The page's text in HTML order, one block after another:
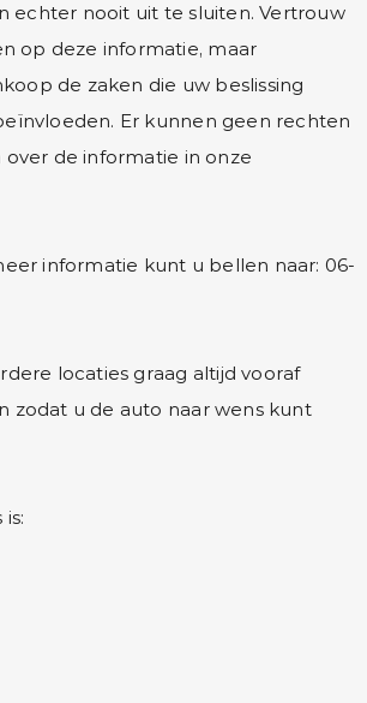
echter nooit uit te sluiten. Vertrouw
op deze informatie, maar
de zaken die uw beslissing
Er kunnen geen rechten
de informatie in onze
informatie kunt u bellen naar: 06-
locaties graag altijd vooraf
zodat u de auto naar wens kunt